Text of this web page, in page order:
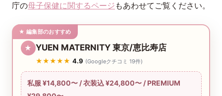
庁の母子保健に関するページ もあわせてご覧ください。
★ 編集部のおすすめ
★ YUEN MATERNITY 東京/恵比寿店
★★★★★ 4.9 (Googleクチコミ 19件)
私服 ¥14,800〜 / 衣装込 ¥24,800〜 / PREMIUM